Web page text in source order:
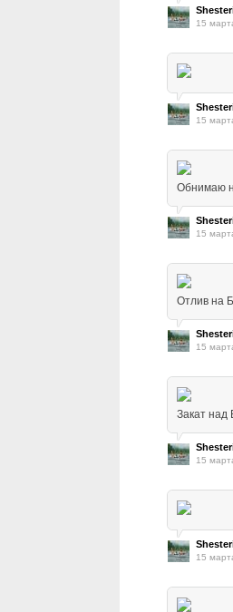
15
15
Обнимаю
15
Отлив на
15
Закат над
15
15